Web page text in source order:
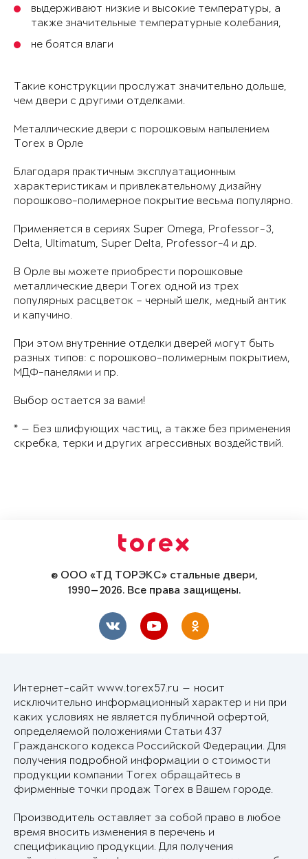
выдерживают низкие и высокие температуры, а
также значительные температурные колебания,
не боятся влаги
Такие конструкции прослужат значительно дольше,
чем двери с другими отделками.
Металлические двери с порошковым напылением
Torex в Орле
Благодаря практичным эксплуатационным
характеристикам и привлекательному дизайну
порошково-полимерное покрытие весьма популярно.
Применяется в сериях Super Omega, Professor-3,
Delta, Ultimatum, Super Delta, Professor-4 и др.
В Орле вы можете приобрести порошковые
металлические двери Torex одной из трех
популярных расцветок – черный шелк, медный антик
и капучино.
При этом внутренние отделки дверей могут быть
разных типов: с порошково-полимерным покрытием,
МДФ-панелями и пр.
Выбор остается за вами!
* — Без шлифующих частиц, а также без применения
скребка, терки и других агрессивных воздействий.
© ООО «ТД ТОРЭКС» стальные двери,
1990—2026. Все права защищены.
Интернет-сайт www.torex57.ru — носит
исключительно информационный характер и ни при
каких условиях не является публичной офертой,
определяемой положениями Статьи 437
Гражданского кодекса Российской Федерации. Для
получения подробной информации о стоимости
продукции компании Torex обращайтесь в
фирменные точки продаж Torex в Вашем городе.
Производитель оставляет за собой право в любое
время вносить изменения в перечень и
спецификацию продукции. Для получения